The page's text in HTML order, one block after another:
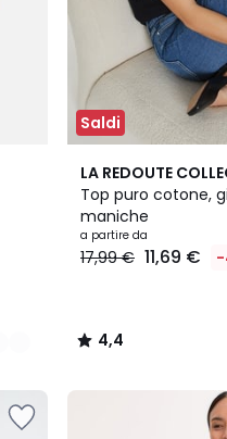
Saldi
LA REDOUTE
Top puro cotone,
maniche
a partire da
17,99 € 11,69 € -
4,4
/ 5
3
Colori
4,4
/